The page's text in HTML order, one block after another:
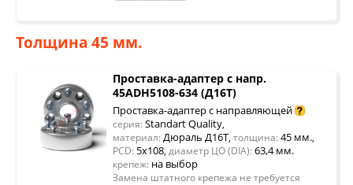
Толщина 45 мм.
Проставка-адаптер с напр.
45ADH5108-634 (Д16Т)
Проставка-адаптер с направляющей
серия: Standart Quality,
материал: Дюраль Д16Т, толщина: 45 мм.,
PCD: 5x108, диаметр ЦО (DIA): 63,4 мм.
крепеж: на выбор
Замена штатного крепежа не требуется